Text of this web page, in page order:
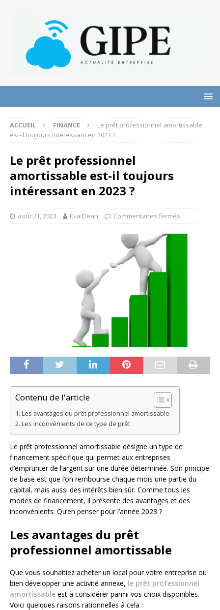
ACCUEIL FINANCE
Le prêt professionnel amortissable
est-il toujours intéressant en 2023 ?
Le prêt professionnel
amortissable est-il toujours
intéressant en 2023 ?
août 21, 2023 Eva Dean Commentaires fermés
Contenu de l'article
Les avantages du prêt professionnel amortissable
Les inconvénients de ce type de prêt
Le prêt professionnel amortissable désigne un type de
financement spécifique qui permet aux entreprises
d’emprunter de l’argent sur une durée déterminée. Son principe
de base est que l’on rembourse chaque mois une partie du
capital, mais aussi des intérêts bien sûr. Comme tous les
modes de financement, il présente des avantages et des
inconvénients. Qu’en penser pour l’année 2023 ?
Les avantages du prêt
professionnel amortissable
Que vous souhaitiez acheter un local pour votre entreprise ou
bien développer une activité annexe, le prêt professionnel
amortissable est à considérer parmi vos choix disponibles.
Voici quelques raisons rationnelles à cela :